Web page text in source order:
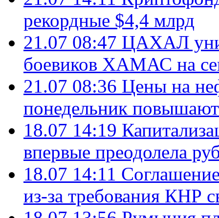
рекордные $4,4 млрд
21.07 08:47 ЦАХАЛ
боевиков ХАМАС на
21.07 08:36 Цены на
понедельник
18.07 14:19
впервые преодолела
18.07 14:11
из-за требования КНР